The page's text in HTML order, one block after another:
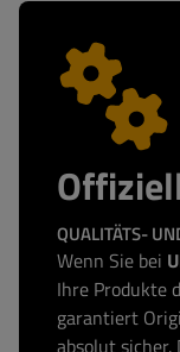
QUALITÄTS-
Wenn Sie bei
Ihre Produkte
garantiert
absolut